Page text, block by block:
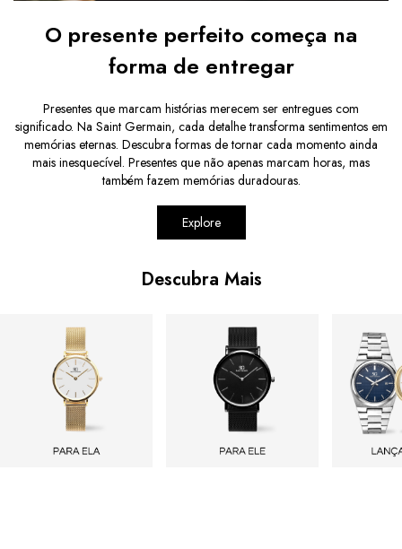
O presente perfeito começa na
forma de entregar
Presentes que marcam histórias merecem ser entregues com
significado. Na Saint Germain, cada detalhe transforma sentimentos em
memórias eternas. Descubra formas de tornar cada momento ainda
mais inesquecível. Presentes que não apenas marcam horas, mas
também fazem memórias duradouras.
Explore
Descubra Mais